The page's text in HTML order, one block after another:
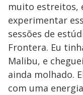
muito estreitos,
experimentar
sessões de
Frontera. Eu
Malibu, e
ainda molhado.
com uma